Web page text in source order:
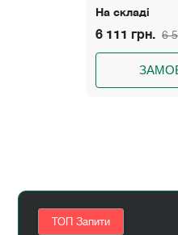
На складі
6 111 грн. 6
ТОП Запити